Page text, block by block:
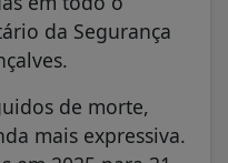
da Segurança
de morte,
mais expressiva.